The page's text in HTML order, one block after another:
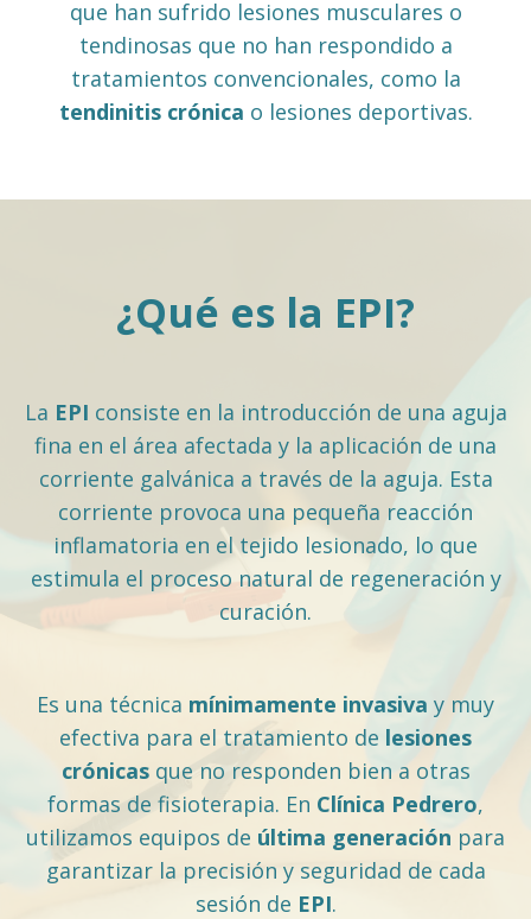
que han sufrido lesiones musculares o
tendinosas que no han respondido a
tratamientos convencionales, como la
tendinitis crónica o lesiones deportivas.
¿Qué es la EPI?
La EPI consiste en la introducción de una aguja
fina en el área afectada y la aplicación de una
corriente galvánica a través de la aguja. Esta
corriente provoca una pequeña reacción
inflamatoria en el tejido lesionado, lo que
estimula el proceso natural de regeneración y
curación.
Es una técnica mínimamente invasiva y muy
efectiva para el tratamiento de lesiones
crónicasque no responden bien a otras
formas de fisioterapia. En Clínica Pedrero,
utilizamos equipos de última generación para
garantizar la precisión y seguridad de cada
sesión de EPI.